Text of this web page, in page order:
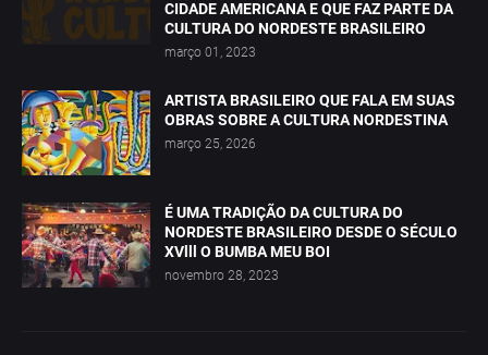
CIDADE AMERICANA E QUE FAZ PARTE DA
CULTURA DO NORDESTE BRASILEIRO
março 01, 2023
ARTISTA BRASILEIRO QUE FALA EM SUAS
OBRAS SOBRE A CULTURA NORDESTINA
março 25, 2026
É UMA TRADIÇÃO DA CULTURA DO
NORDESTE BRASILEIRO DESDE O SÉCULO
XVlll O BUMBA MEU BOI
novembro 28, 2023